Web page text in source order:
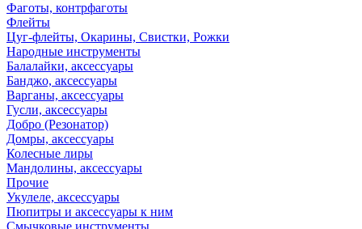
Фаготы, контрфаготы
Флейты
Цуг-флейты, Окарины, Свистки, Рожки
Народные инструменты
Балалайки, аксессуары
Банджо, аксессуары
Варганы, аксессуары
Гусли, аксессуары
Добро (Резонатор)
Домры, аксессуары
Колесные лиры
Мандолины, аксессуары
Прочие
Укулеле, аксессуары
Пюпитры и аксессуары к ним
Смычковые инструменты